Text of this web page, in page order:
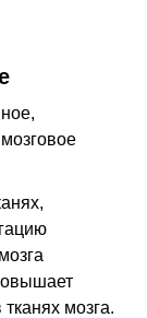
болезней
травмы
мозга.